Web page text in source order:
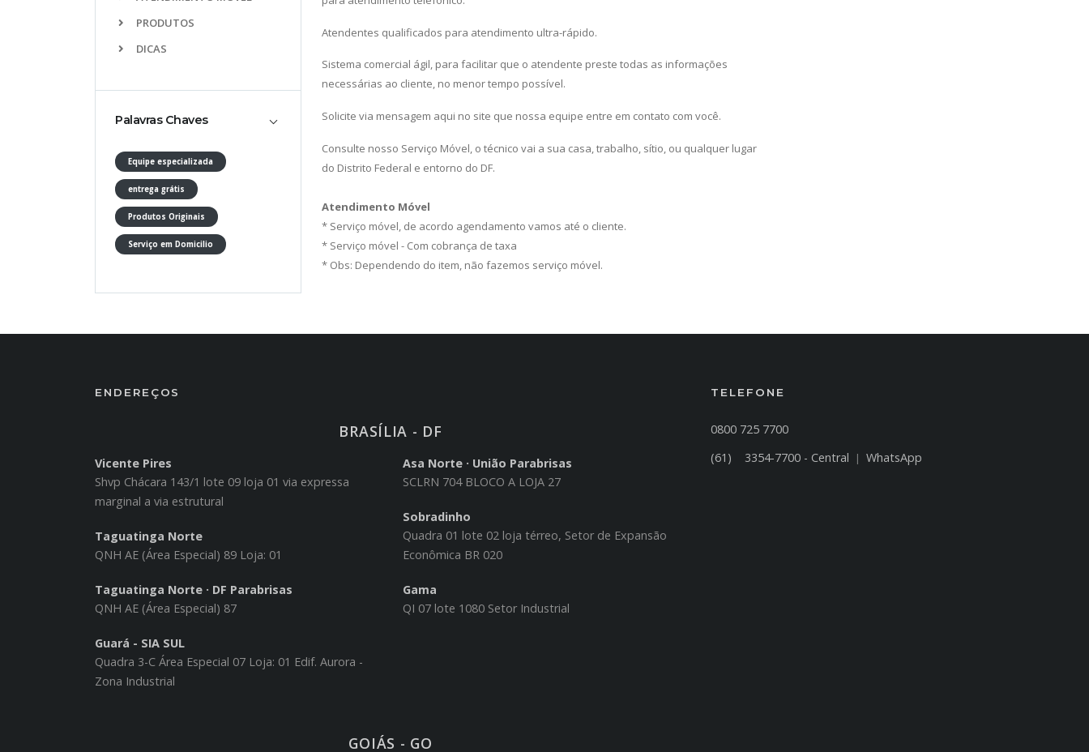
PRODUTOS
DICAS
Palavras Chaves
Equipe especializada
entrega grátis
Produtos Originais
Serviço em Domicilio
Atendentes qualificados para atendimento ultra-rápido.
Sistema comercial ágil, para facilitar que o atendente preste todas as informações
necessárias ao cliente, no menor tempo possível.
Solicite via mensagem aqui no site que nossa equipe entre em contato com você.
Consulte nosso Serviço Móvel, o técnico vai a sua casa, trabalho, sítio, ou qualquer lugar
do Distrito Federal e entorno do DF.
Atendimento Móvel
* Serviço móvel, de acordo agendamento vamos até o cliente.
* Serviço móvel - Com cobrança de taxa
* Obs: Dependendo do item, não fazemos serviço móvel.
ENDEREÇOS
BRASÍLIA - DF
Vicente Pires
Shvp Chácara 143/1 lote 09 loja 01 via expressa
marginal a via estrutural
Taguatinga Norte
QNH AE (Área Especial) 89 Loja: 01
Taguatinga Norte · DF Parabrisas
QNH AE (Área Especial) 87
Guará - SIA SUL
Quadra 3-C Área Especial 07 Loja: 01 Edif. Aurora -
Zona Industrial
Asa Norte · União Parabrisas
SCLRN 704 BLOCO A LOJA 27
Sobradinho
Quadra 01 lote 02 loja térreo, Setor de Expansão
Econômica BR 020
Gama
QI 07 lote 1080 Setor Industrial
GOIÁS - GO
TELEFONE
0800 725 7700
(61) 3354-7700 - Central
| WhatsApp